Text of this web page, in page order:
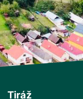
Tiráž